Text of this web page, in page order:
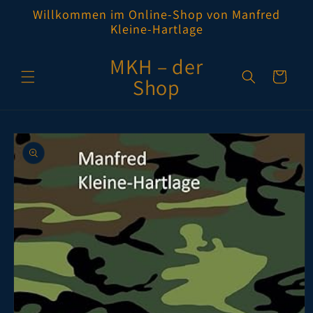
zumWillkommen im Online-Shop von Manfred
Kleine-Hartlage
MKH – der
Shop Warenkorb